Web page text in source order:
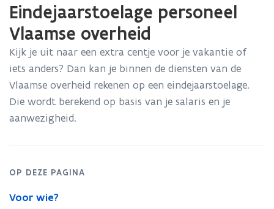
bevindt
zich
op:
Eindejaarstoelage
Vlaamse
overheid
Eindejaarstoelage personeel
Vlaamse overheid
Kijk je uit naar een extra centje voor je vakantie of
iets anders? Dan kan je binnen de diensten van de
Vlaamse overheid rekenen op een eindejaarstoelage.
Die wordt berekend op basis van je salaris en je
aanwezigheid.
OP DEZE PAGINA
Voor wie?